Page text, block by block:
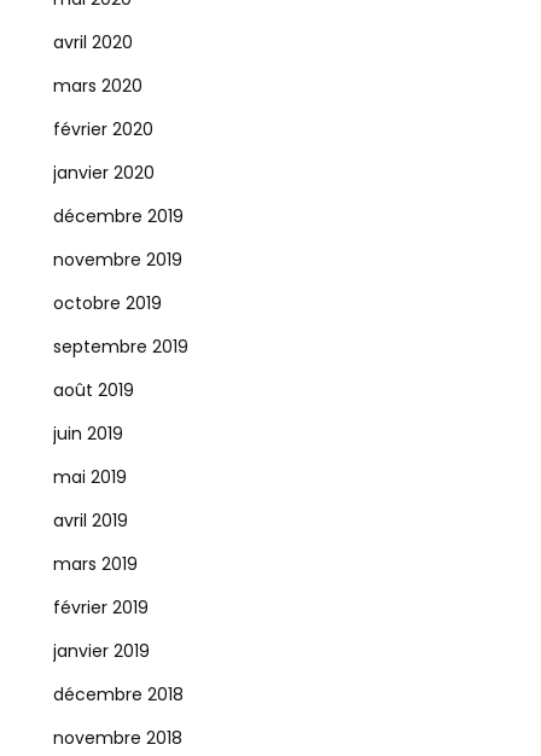
avril 2020
mars 2020
février 2020
janvier 2020
décembre 2019
novembre 2019
octobre 2019
septembre 2019
août 2019
juin 2019
mai 2019
avril 2019
mars 2019
février 2019
janvier 2019
décembre 2018
novembre 2018